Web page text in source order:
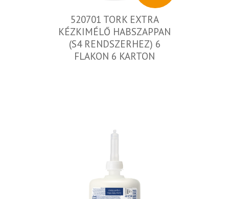
520701 TORK EXTRA
KÉZKIMÉLŐ HABSZAPPAN
(S4 RENDSZERHEZ) 6
FLAKON 6 KARTON